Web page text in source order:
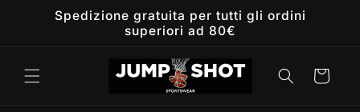
direttamenteSpedizione gratuita per tutti gli ordini
superiori ad 80€
Carrello